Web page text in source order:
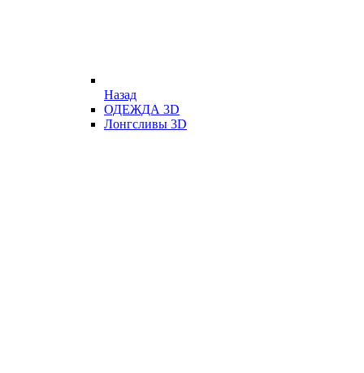
Назад
ОДЕЖДА 3D
Лонгсливы 3D